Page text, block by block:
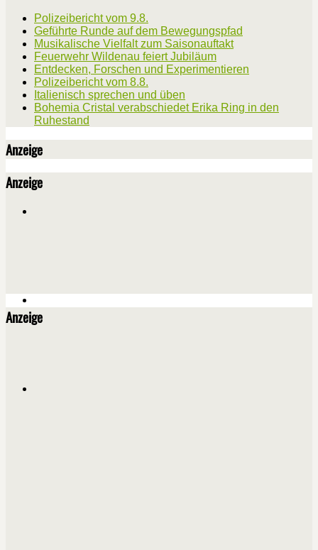
Polizeibericht vom 9.8.
Geführte Runde auf dem Bewegungspfad
Musikalische Vielfalt zum Saisonauftakt
Feuerwehr Wildenau feiert Jubiläum
Entdecken, Forschen und Experimentieren
Polizeibericht vom 8.8.
Italienisch sprechen und üben
Bohemia Cristal verabschiedet Erika Ring in den
Ruhestand
Anzeige
Anzeige
Anzeige